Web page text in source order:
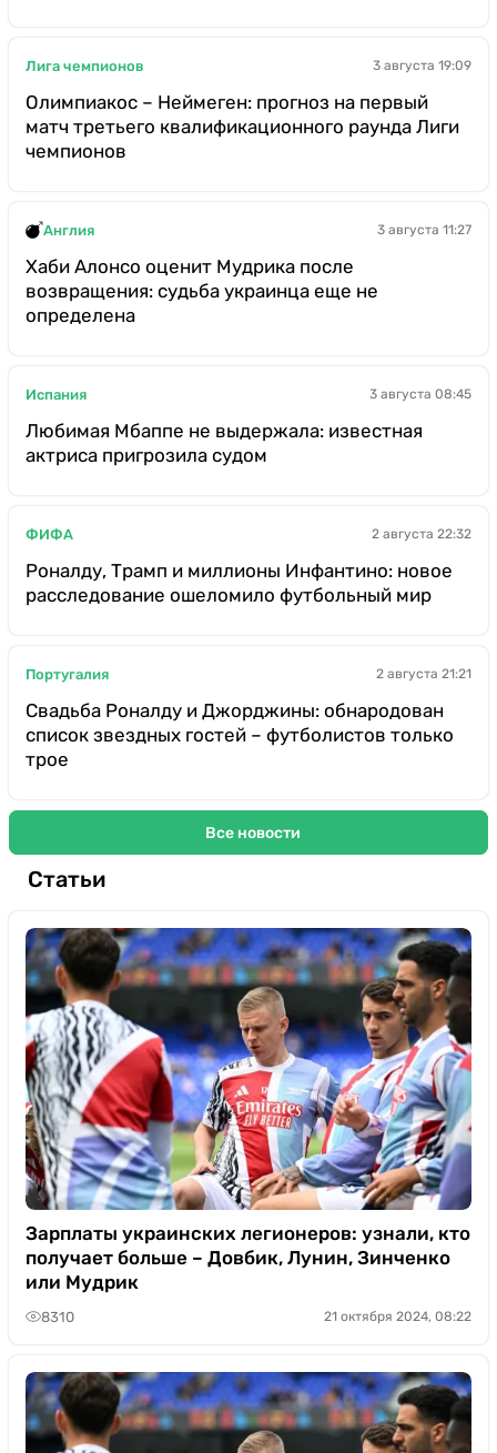
Лига чемпионов 3 августа 19:09
Олимпиакос – Неймеген: прогноз на первый
матч третьего квалификационного раунда Лиги
чемпионов
Англия 3 августа 11:27
Хаби Алонсо оценит Мудрика после
возвращения: судьба украинца еще не
определена
Испания 3 августа 08:45
Любимая Мбаппе не выдержала: известная
актриса пригрозила судом
ФИФА 2 августа 22:32
Роналду, Трамп и миллионы Инфантино: новое
расследование ошеломило футбольный мир
Португалия 2 августа 21:21
Свадьба Роналду и Джорджины: обнародован
список звездных гостей – футболистов только
трое
Все новости
Статьи
Зарплаты украинских легионеров: узнали, кто
получает больше – Довбик, Лунин, Зинченко
или Мудрик
8310 21 октября 2024, 08:22